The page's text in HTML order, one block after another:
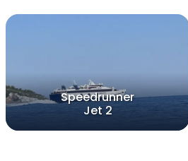
Speedrunner
Jet 2